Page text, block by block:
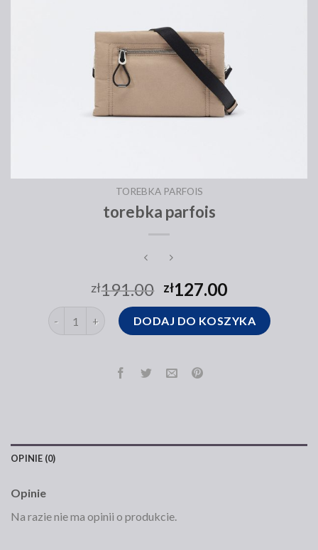
TOREBKA PARFOIS
torebka parfois
zł191.00 zł127.00
ilość torebka parfoisDODAJ DO KOSZYKA
OPINIE (0)
Opinie
Na razie nie ma opinii o produkcie.